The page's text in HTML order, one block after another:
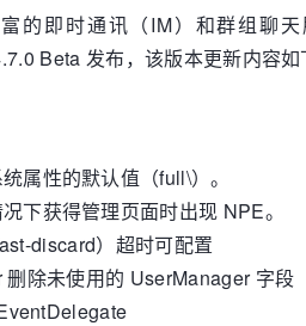
的即时通讯（IM）和群组聊
Beta 发布，该版本更新内容如
属性的默认值（full\）。
下获得管理页面时出现 NPE。
discard）超时可配置
除未使用的 UserManager 字段